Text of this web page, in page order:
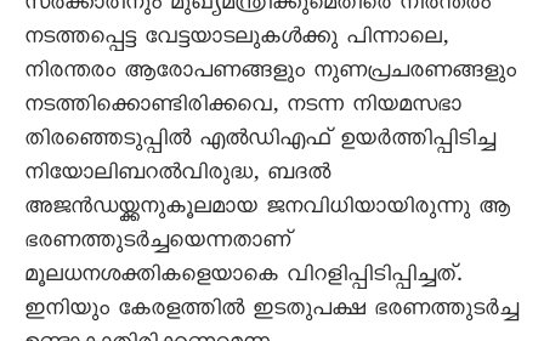
നടത്തപ്പെട്ട വേട്ടയാടലുകൾക്കു പിന്നാലെ,
നിരന്തരം ആരോപണങ്ങളും നുണപ്രചരണങ്ങളും
നടത്തിക്കൊണ്ടിരിക്കവെ, നടന്ന നിയമസഭാ
തിരഞ്ഞെടുപ്പിൽ എൽഡിഎഫ് ഉയർത്തിപ്പിടിച്ച
നിയോലിബറൽവിരുദ്ധ, ബദൽ
അജൻഡയ്ക്കനുകൂലമായ ജനവിധിയായിരുന്നു ആ
ഭരണത്തുടർച്ചയെന്നതാണ്
മൂലധനശക്തികളെയാകെ വിറളിപ്പിടിപ്പിച്ചത്.
ഇനിയും കേരളത്തിൽ ഇടതുപക്ഷ ഭരണത്തുടർച്ച